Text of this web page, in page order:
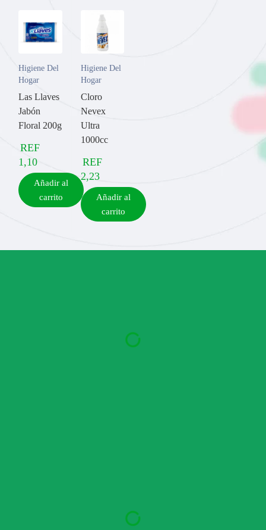
Higiene Del
Hogar
Las Llaves
Jabón
Floral 200g
REF
1,10
Añadir al
carrito
Higiene Del
Hogar
Cloro
Nevex
Ultra
1000cc
REF
2,23
Añadir al
carrito